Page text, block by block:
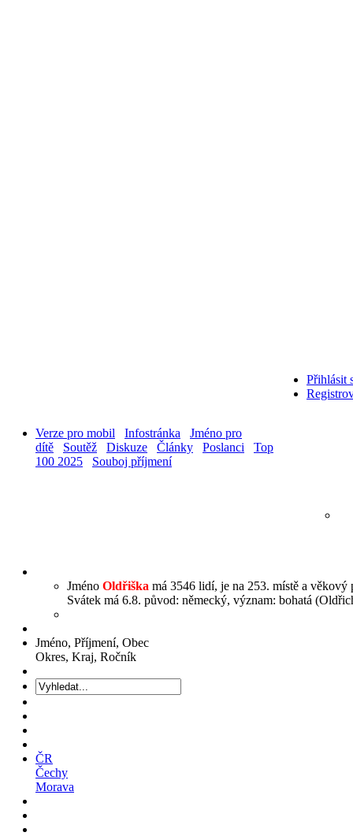
Verze pro mobil Infostránka
Jméno pro
dítě
Soutěž Diskuze Články Poslanci
Top
100 2025
Souboj příjmení
Přihlásit
Jméno Oldřiška má 3546 lidí, je na 253. místě a
Svátek má 6.8. původ: německý, význam: bohatá
Jméno, Příjmení, Obec
Okres, Kraj, Ročník
ČR
Čechy
Morava